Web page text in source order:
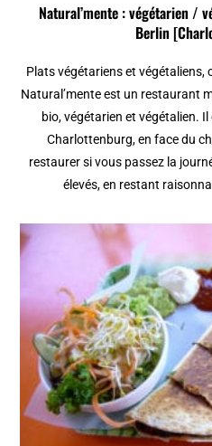
Natural’mente : végétarien /
Berlin
Plats végétariens et végétaliens,
Natural’mente est un restaurant
bio, végétarien et végétalien.
Charlottenburg, en face du
restaurer si vous passez la
élevés, en restant